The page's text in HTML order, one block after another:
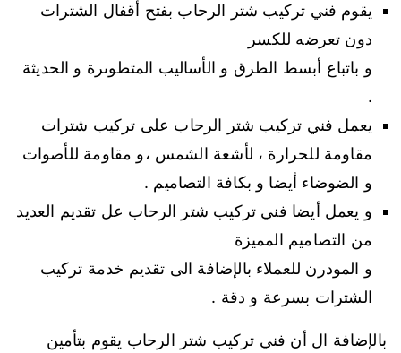
يقوم فني تركيب شتر الرحاب بفتح أقفال الشترات
دون تعرضه للكسر
و باتباع أبسط الطرق و الأساليب المتطوىرة و الحديثة
.
يعمل فني تركيب شتر الرحاب على تركيب شترات
مقاومة للحرارة ، لأشعة الشمس ،و مقاومة للأصوات
و الضوضاء أيضا و بكافة التصاميم .
و يعمل أيضا فني تركيب شتر الرحاب عل تقديم العديد
من التصاميم المميزة
و المودرن للعملاء بالإضافة الى تقديم خدمة تركيب
الشترات بسرعة و دقة .
بالإضافة ال أن فني تركيب شتر الرحاب يقوم بتأمين